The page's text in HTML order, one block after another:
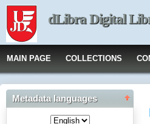
dLibra Digital
MAIN PAGE COLLECTIONS
Metadata languages